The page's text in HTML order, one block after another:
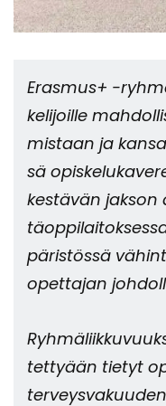
Eras­mus+ -​
ke­li­joil­le
mis­taan ja
sä
kes­tä­vän
pä­ris­tös­sä
opet­ta­jan
tet­ty­ään tie­tyt